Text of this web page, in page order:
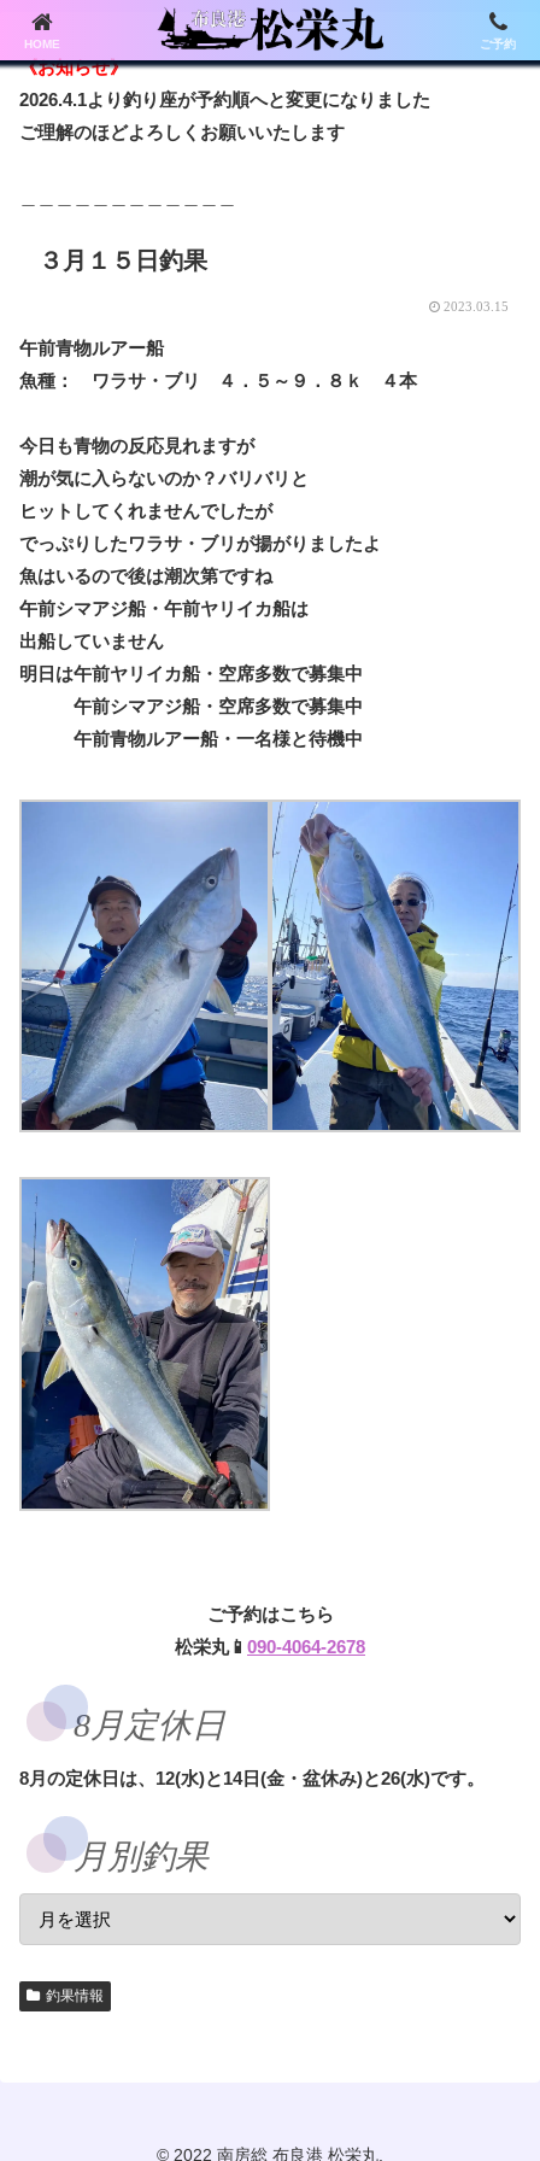
《お知らせ》
2026.4.1より釣り座が予約順へと変更になりました
ご理解のほどよろしくお願いいたします
３月１５日釣果
2023.03.15
午前青物ルアー船
魚種： ワラサ・ブリ ４．５～９．８ｋ ４本
今日も青物の反応見れますが
潮が気に入らないのか？バリバリと
ヒットしてくれませんでしたが
でっぷりしたワラサ・ブリが揚がりましたよ
魚はいるので後は潮次第ですね
午前シマアジ船・午前ヤリイカ船は
出船していません
明日は午前ヤリイカ船・空席多数で募集中
午前シマアジ船・空席多数で募集中
午前青物ルアー船・一名様と待機中
ご予約はこちら
松栄丸📱 090-4064-2678
8月定休日
8月の定休日は、12(水)と14日(金・盆休み)と26(水)です。
月別釣果
釣果情報
© 2022 南房総 布良港 松栄丸.
HOME ご予約